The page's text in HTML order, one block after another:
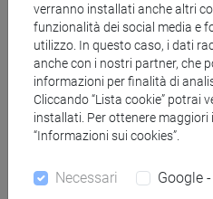
Corsi di studio e
[ET4] ECONOMIA E
economics, markets and
verranno installati anche altri
funzionalità dei social media e
utilizzo. In questo caso, i dati
anche con i nostri partner, che
informazioni per finalità di
Cliccando “Lista cookie” potrai
installati. Per ottenere
“Informazioni sui cookies”.
Necessari Google